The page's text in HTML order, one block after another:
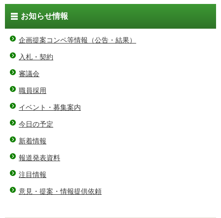
お知らせ情報
企画提案コンペ等情報（公告・結果）
入札・契約
審議会
職員採用
イベント・募集案内
今日の予定
新着情報
報道発表資料
注目情報
意見・提案・情報提供依頼